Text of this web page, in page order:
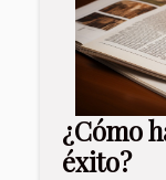
¿Cómo
éxito?